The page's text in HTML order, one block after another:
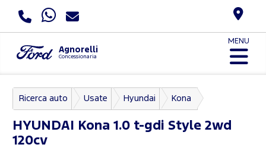
Agnorelli
Concessionaria
MENU
Ricerca auto Usate Hyundai Kona
HYUNDAI
Kona 1.0 t-gdi Style 2wd
120cv